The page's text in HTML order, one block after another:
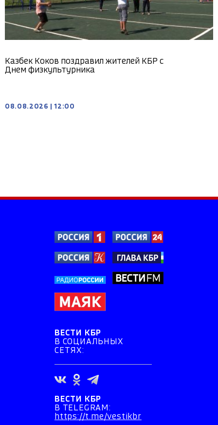
Казбек Коков поздравил жителей КБР с
Днем физкультурника
08.08.2026 12:00
ВЕСТИ КБР
В СОЦИАЛЬНЫХ
СЕТЯХ:
ВЕСТИ КБР
В TELEGRAM:
https://t.me/vestikbr